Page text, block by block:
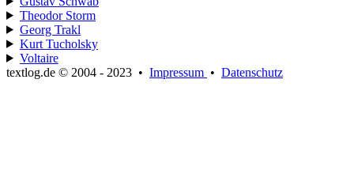
Theodor Storm
Georg Trakl
Kurt Tucholsky
Voltaire
textlog.de © 2004 - 2023 • Impressum • Datenschutz